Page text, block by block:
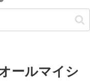
ールマイシ